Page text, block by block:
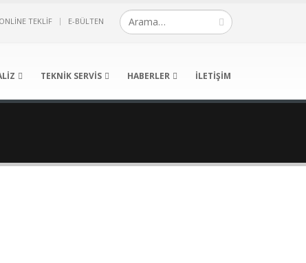
ONLINE TEKLIF E-BÜLTEN
TEKNIK SERVIS HABERLER İLETIŞIM